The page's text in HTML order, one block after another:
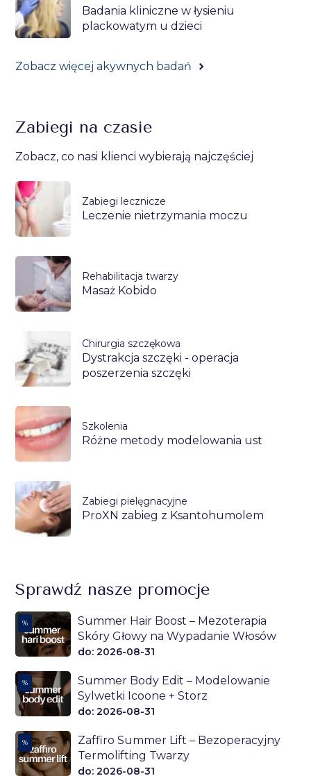
Badania kliniczne w łysieniu
plackowatym u dzieci
Zobacz więcej akywnych badań
Zabiegi na czasie
Zobacz, co nasi klienci wybierają najczęściej
Zabiegi lecznicze
Leczenie nietrzymania moczu
Rehabilitacja twarzy
Masaż Kobido
Chirurgia szczękowa
Dystrakcja szczęki - operacja
poszerzenia szczęki
Szkolenia
Różne metody modelowania ust
Zabiegi pielęgnacyjne
ProXN zabieg z Ksantohumolem
Sprawdź nasze promocje
%
Summer Hair Boost – Mezoterapia
Skóry Głowy na Wypadanie Włosów
do: 2026-08-31
%
Summer Body Edit – Modelowanie
Sylwetki Icoone + Storz
do: 2026-08-31
%
Zaffiro Summer Lift – Bezoperacyjny
Termolifting Twarzy
do: 2026-08-31